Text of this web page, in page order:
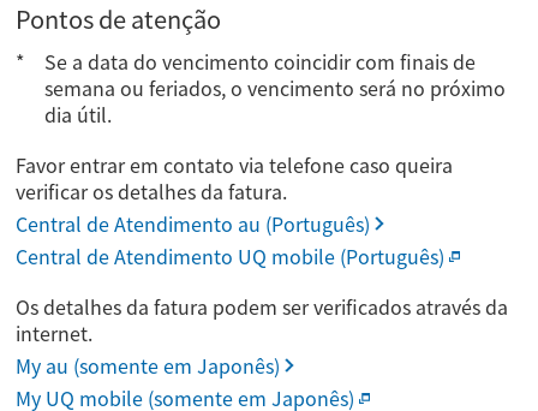
Pontos de atenção
Se a data do vencimento coincidir com finais de
semana ou feriados, o vencimento será no próximo
dia útil.
Favor entrar em contato via telefone caso queira
verificar os detalhes da fatura.
Central de Atendimento au (Português)
Central de Atendimento UQ mobile (Português)
Os detalhes da fatura podem ser verificados através da
internet.
My au (somente em Japonês)
My UQ mobile (somente em Japonês)